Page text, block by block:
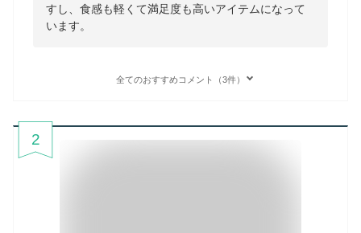
すし、食感も軽くて満足度も高いアイテムになって
います。
全てのおすすめコメント（3件）
2